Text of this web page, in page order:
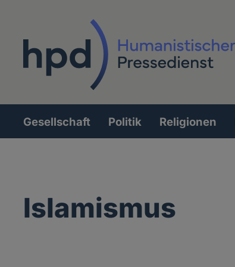
Hauptnavigation
Gesellschaft Politik Religionen
Islamismus